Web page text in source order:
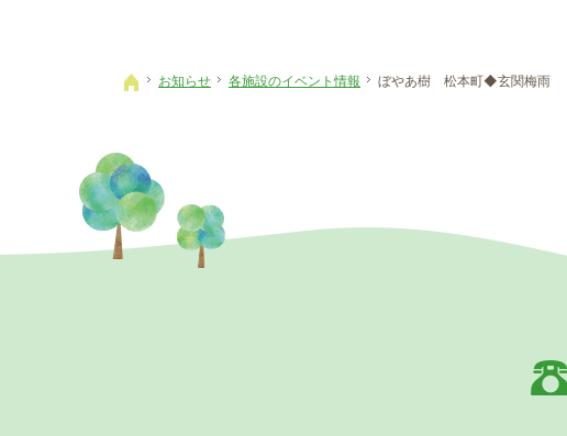
ホーム
お知らせ 各施設のイベント情報 ぼやあ樹 松本町◆玄関梅雨